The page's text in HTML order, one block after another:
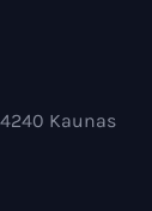
Kaunas